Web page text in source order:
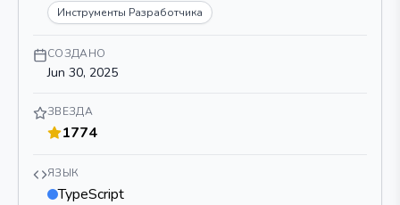
Инструменты Разработчика
СОЗДАНО
Jun 30, 2025
ЗВЕЗДА
1774
ЯЗЫК
TypeScript